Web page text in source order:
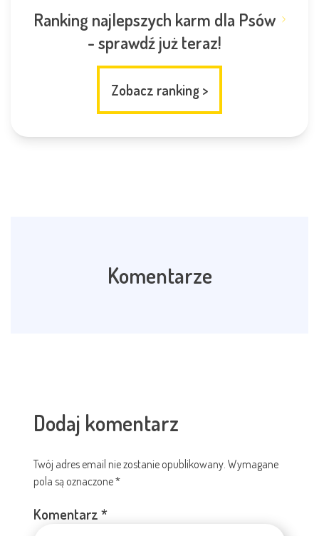
Ranking najlepszych karm dla Psów
- sprawdź już teraz!
Zobacz ranking >
Komentarze
Dodaj komentarz
Twój adres email nie zostanie opublikowany. Wymagane
pola są oznaczone*
Komentarz*